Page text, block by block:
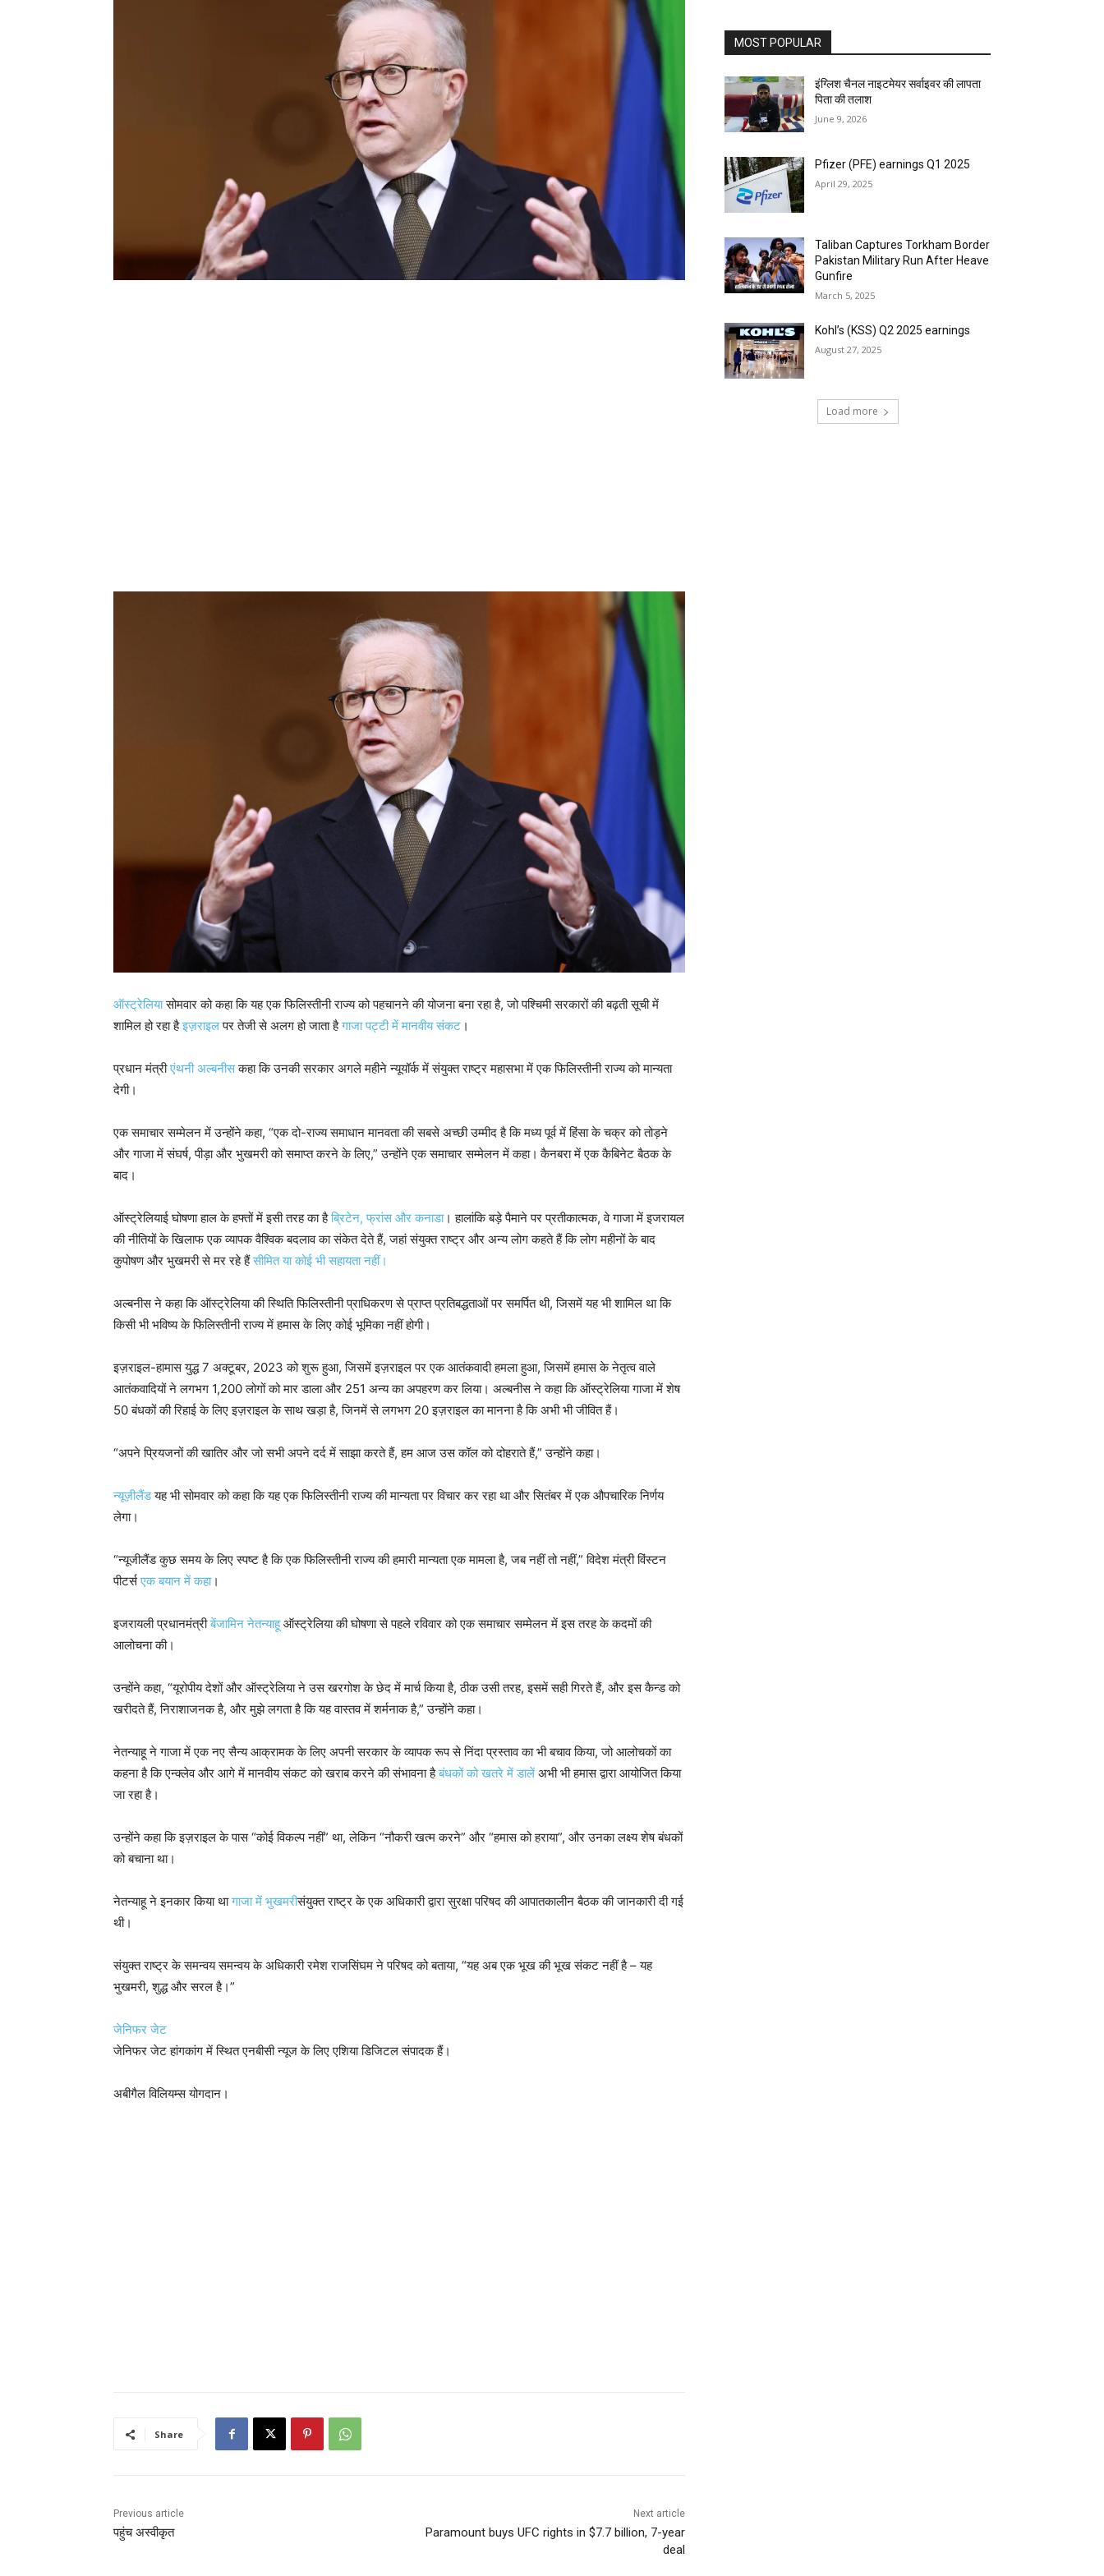
ऑस्ट्रेलियासोमवार को कहा कि यह एक फिलिस्तीनी राज्य को पहचानने की योजना बना रहा है, जो पश्चिमी सरकारों की बढ़ती सूची में
शामिल हो रहा हैइज़राइलपर तेजी से अलग हो जाता हैगाजा पट्टी में मानवीय संकट ।
प्रधान मंत्रीएंथनी अल्बनीसकहा कि उनकी सरकार अगले महीने न्यूयॉर्क में संयुक्त राष्ट्र महासभा में एक फिलिस्तीनी राज्य को मान्यता
देगी।
एक समाचार सम्मेलन में उन्होंने कहा, “एक दो-राज्य समाधान मानवता की सबसे अच्छी उम्मीद है कि मध्य पूर्व में हिंसा के चक्र को तोड़ने
और गाजा में संघर्ष, पीड़ा और भुखमरी को समाप्त करने के लिए,” उन्होंने एक समाचार सम्मेलन में कहा। कैनबरा में एक कैबिनेट बैठक के
बाद।
ऑस्ट्रेलियाई घोषणा हाल के हफ्तों में इसी तरह का हैब्रिटेन, फ्रांस और कनाडा। हालांकि बड़े पैमाने पर प्रतीकात्मक, वे गाजा में इजरायल
की नीतियों के खिलाफ एक व्यापक वैश्विक बदलाव का संकेत देते हैं, जहां संयुक्त राष्ट्र और अन्य लोग कहते हैं कि लोग महीनों के बाद
कुपोषण और भुखमरी से मर रहे हैंसीमित या कोई भी सहायता नहीं।
अल्बनीस ने कहा कि ऑस्ट्रेलिया की स्थिति फिलिस्तीनी प्राधिकरण से प्राप्त प्रतिबद्धताओं पर समर्पित थी, जिसमें यह भी शामिल था कि
किसी भी भविष्य के फिलिस्तीनी राज्य में हमास के लिए कोई भूमिका नहीं होगी।
इज़राइल-हामास युद्ध 7 अक्टूबर, 2023 को शुरू हुआ, जिसमें इज़राइल पर एक आतंकवादी हमला हुआ, जिसमें हमास के नेतृत्व वाले
आतंकवादियों ने लगभग 1,200 लोगों को मार डाला और 251 अन्य का अपहरण कर लिया। अल्बनीस ने कहा कि ऑस्ट्रेलिया गाजा में शेष
50 बंधकों की रिहाई के लिए इज़राइल के साथ खड़ा है, जिनमें से लगभग 20 इज़राइल का मानना है कि अभी भी जीवित हैं।
“अपने प्रियजनों की खातिर और जो सभी अपने दर्द में साझा करते हैं, हम आज उस कॉल को दोहराते हैं,” उन्होंने कहा।
न्यूज़ीलैंडयह भी सोमवार को कहा कि यह एक फिलिस्तीनी राज्य की मान्यता पर विचार कर रहा था और सितंबर में एक औपचारिक निर्णय
लेगा।
“न्यूजीलैंड कुछ समय के लिए स्पष्ट है कि एक फिलिस्तीनी राज्य की हमारी मान्यता एक मामला है, जब नहीं तो नहीं,” विदेश मंत्री विंस्टन
पीटर्सएक बयान में कहा।
इजरायली प्रधानमंत्रीबेंजामिन नेतन्याहूऑस्ट्रेलिया की घोषणा से पहले रविवार को एक समाचार सम्मेलन में इस तरह के कदमों की
आलोचना की।
उन्होंने कहा, “यूरोपीय देशों और ऑस्ट्रेलिया ने उस खरगोश के छेद में मार्च किया है, ठीक उसी तरह, इसमें सही गिरते हैं, और इस कैन्ड को
खरीदते हैं, निराशाजनक है, और मुझे लगता है कि यह वास्तव में शर्मनाक है,” उन्होंने कहा।
नेतन्याहू ने गाजा में एक नए सैन्य आक्रामक के लिए अपनी सरकार के व्यापक रूप से निंदा प्रस्ताव का भी बचाव किया, जो आलोचकों का
कहना है कि एन्क्लेव और आगे में मानवीय संकट को खराब करने की संभावना हैबंधकों को खतरे में डालें अभी भी हमास द्वारा आयोजित किया
जा रहा है।
उन्होंने कहा कि इज़राइल के पास “कोई विकल्प नहीं” था, लेकिन “नौकरी खत्म करने” और “हमास को हराया”, और उनका लक्ष्य शेष बंधकों
को बचाना था।
नेतन्याहू ने इनकार किया थागाजा में भुखमरीसंयुक्त राष्ट्र के एक अधिकारी द्वारा सुरक्षा परिषद की आपातकालीन बैठक की जानकारी दी गई
थी।
संयुक्त राष्ट्र के समन्वय समन्वय के अधिकारी रमेश राजसिंघम ने परिषद को बताया, “यह अब एक भूख की भूख संकट नहीं है – यह
भुखमरी, शुद्ध और सरल है।”
जेनिफर जेट
जेनिफर जेट हांगकांग में स्थित एनबीसी न्यूज के लिए एशिया डिजिटल संपादक हैं।
अबीगैल विलियम्स योगदान।
Share
Previous article
पहुंच अस्वीकृत
Next article
Paramount buys UFC rights in $7.7 billion, 7-year
deal
MOST POPULAR
इंग्लिश चैनल नाइटमेयर सर्वाइवर की लापता
पिता की तलाश
June 9, 2026
Pfizer (PFE) earnings Q1 2025
April 29, 2025
Taliban Captures Torkham Border
Pakistan Military Run After Heave
Gunfire
March 5, 2025
Kohl’s (KSS) Q2 2025 earnings
August 27, 2025
Load more